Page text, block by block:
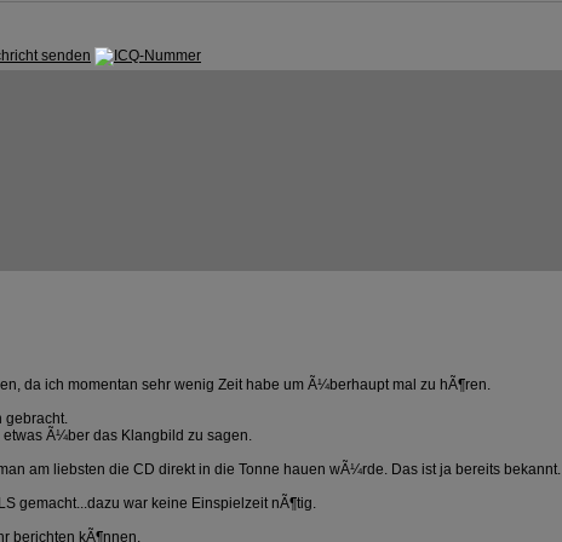
da ich momentan sehr wenig Zeit habe um Ã¼berhaupt mal zu hÃ¶ren.
gebracht.
Ã¼ber das Klangbild zu sagen.
am liebsten die CD direkt in die Tonne hauen wÃ¼rde. Das ist ja bereits bekannt.
gemacht...dazu war keine Einspielzeit nÃ¶tig.
berichten kÃ¶nnen.